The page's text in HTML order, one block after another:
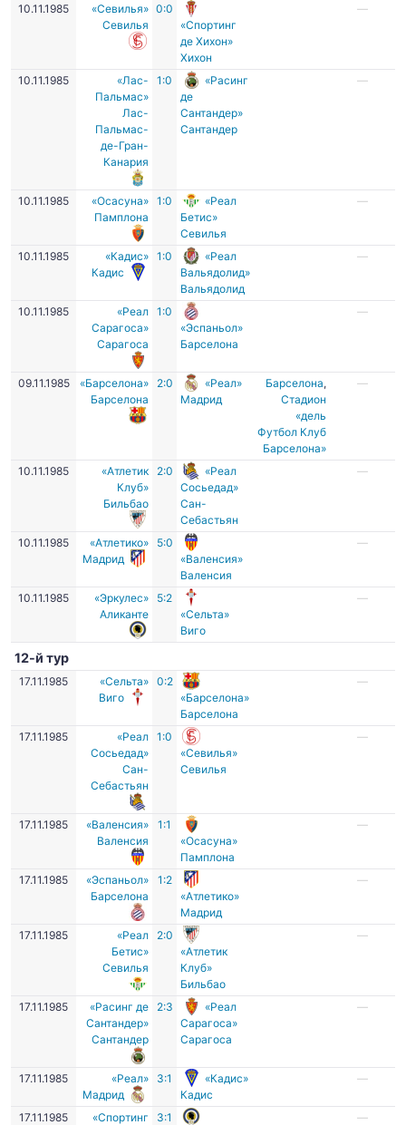
10.11.1985
«Севилья»
Севилья
0:0
«Спортинг
де Хихон»
Хихон
—
10.11.1985
«Лас-
Пальмас»
Лас-
Пальмас-
де-Гран-
Канария
1:0
«Расинг
де
Сантандер»
Сантандер
—
10.11.1985
«Осасуна»
Памплона
1:0
«Реал
Бетис»
Севилья
—
10.11.1985
«Кадис»
Кадис
1:0
«Реал
Вальядолид»
Вальядолид
—
10.11.1985
«Реал
Сарагоса»
Сарагоса
1:0
«Эспаньол»
Барселона
—
09.11.1985
«Барселона»
Барселона
2:0
«Реал»
Мадрид
Барселона,
Стадион
«дель
Футбол Клуб
Барселона»
—
10.11.1985
«Атлетик
Клуб»
Бильбао
2:0
«Реал
Сосьедад»
Сан-
Себастьян
—
10.11.1985
«Атлетико»
Мадрид
5:0
«Валенсия»
Валенсия
—
10.11.1985
«Эркулес»
Аликанте
5:2
«Сельта»
Виго
—
12-й тур
17.11.1985
«Сельта»
Виго
0:2
«Барселона»
Барселона
—
17.11.1985
«Реал
Сосьедад»
Сан-
Себастьян
1:0
«Севилья»
Севилья
—
17.11.1985
«Валенсия»
Валенсия
1:1
«Осасуна»
Памплона
—
17.11.1985
«Эспаньол»
Барселона
1:2
«Атлетико»
Мадрид
—
17.11.1985
«Реал
Бетис»
Севилья
2:0
«Атлетик
Клуб»
Бильбао
—
17.11.1985
«Расинг де
Сантандер»
Сантандер
2:3
«Реал
Сарагоса»
Сарагоса
—
17.11.1985
«Реал»
Мадрид
3:1
«Кадис»
Кадис
—
17.11.1985
«Спортинг
3:1
—